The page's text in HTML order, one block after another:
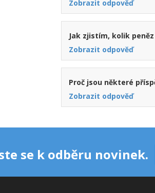
Zobrazit odpověď
Jak zjistím, kolik
Zobrazit odpověď
Proč jsou některé
Zobrazit odpověď
se k odběru novinek.